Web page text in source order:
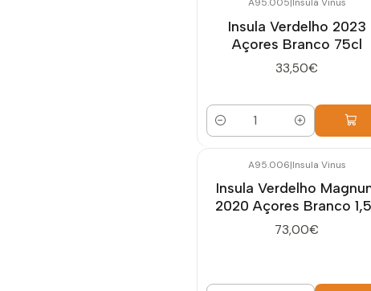
A95.005|Insula Vinus
Insula Verdelho 2023
Açores Branco 75cl
33,50€
Quantidade
A95.006|Insula Vinus
Insula Verdelho
2020 Açores Branco
73,00€